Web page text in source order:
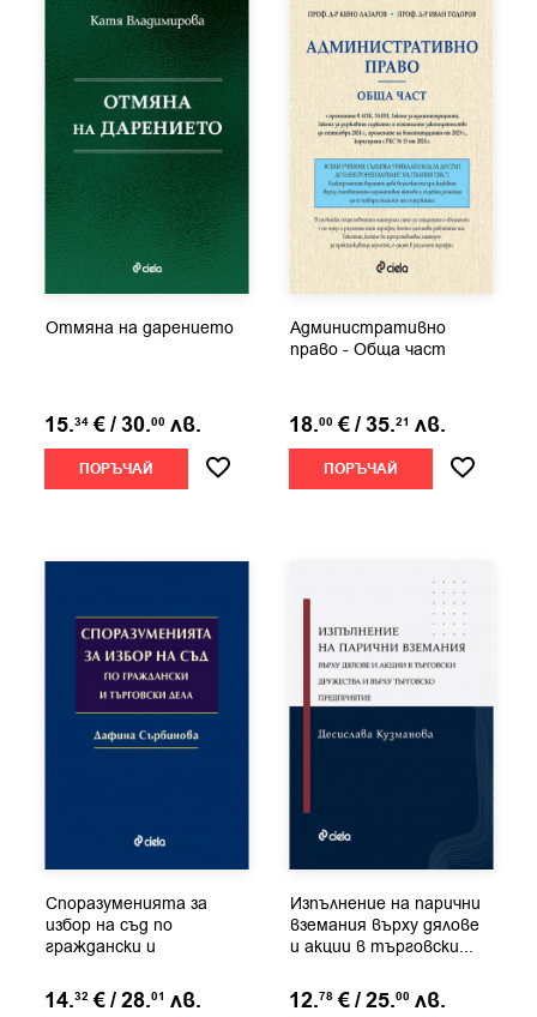
Отмяна на дарението
15.34 €/30.00 лв.
ПОРЪЧАЙ
Административно
право - Обща част
18.00 €/35.21 лв.
ПОРЪЧАЙ
Споразуменията за
избор на съд по
граждански и
14.32 €/28.01 лв.
Изпълнение на парични
вземания върху дялове
и акции в търговски...
12.78 €/25.00 лв.